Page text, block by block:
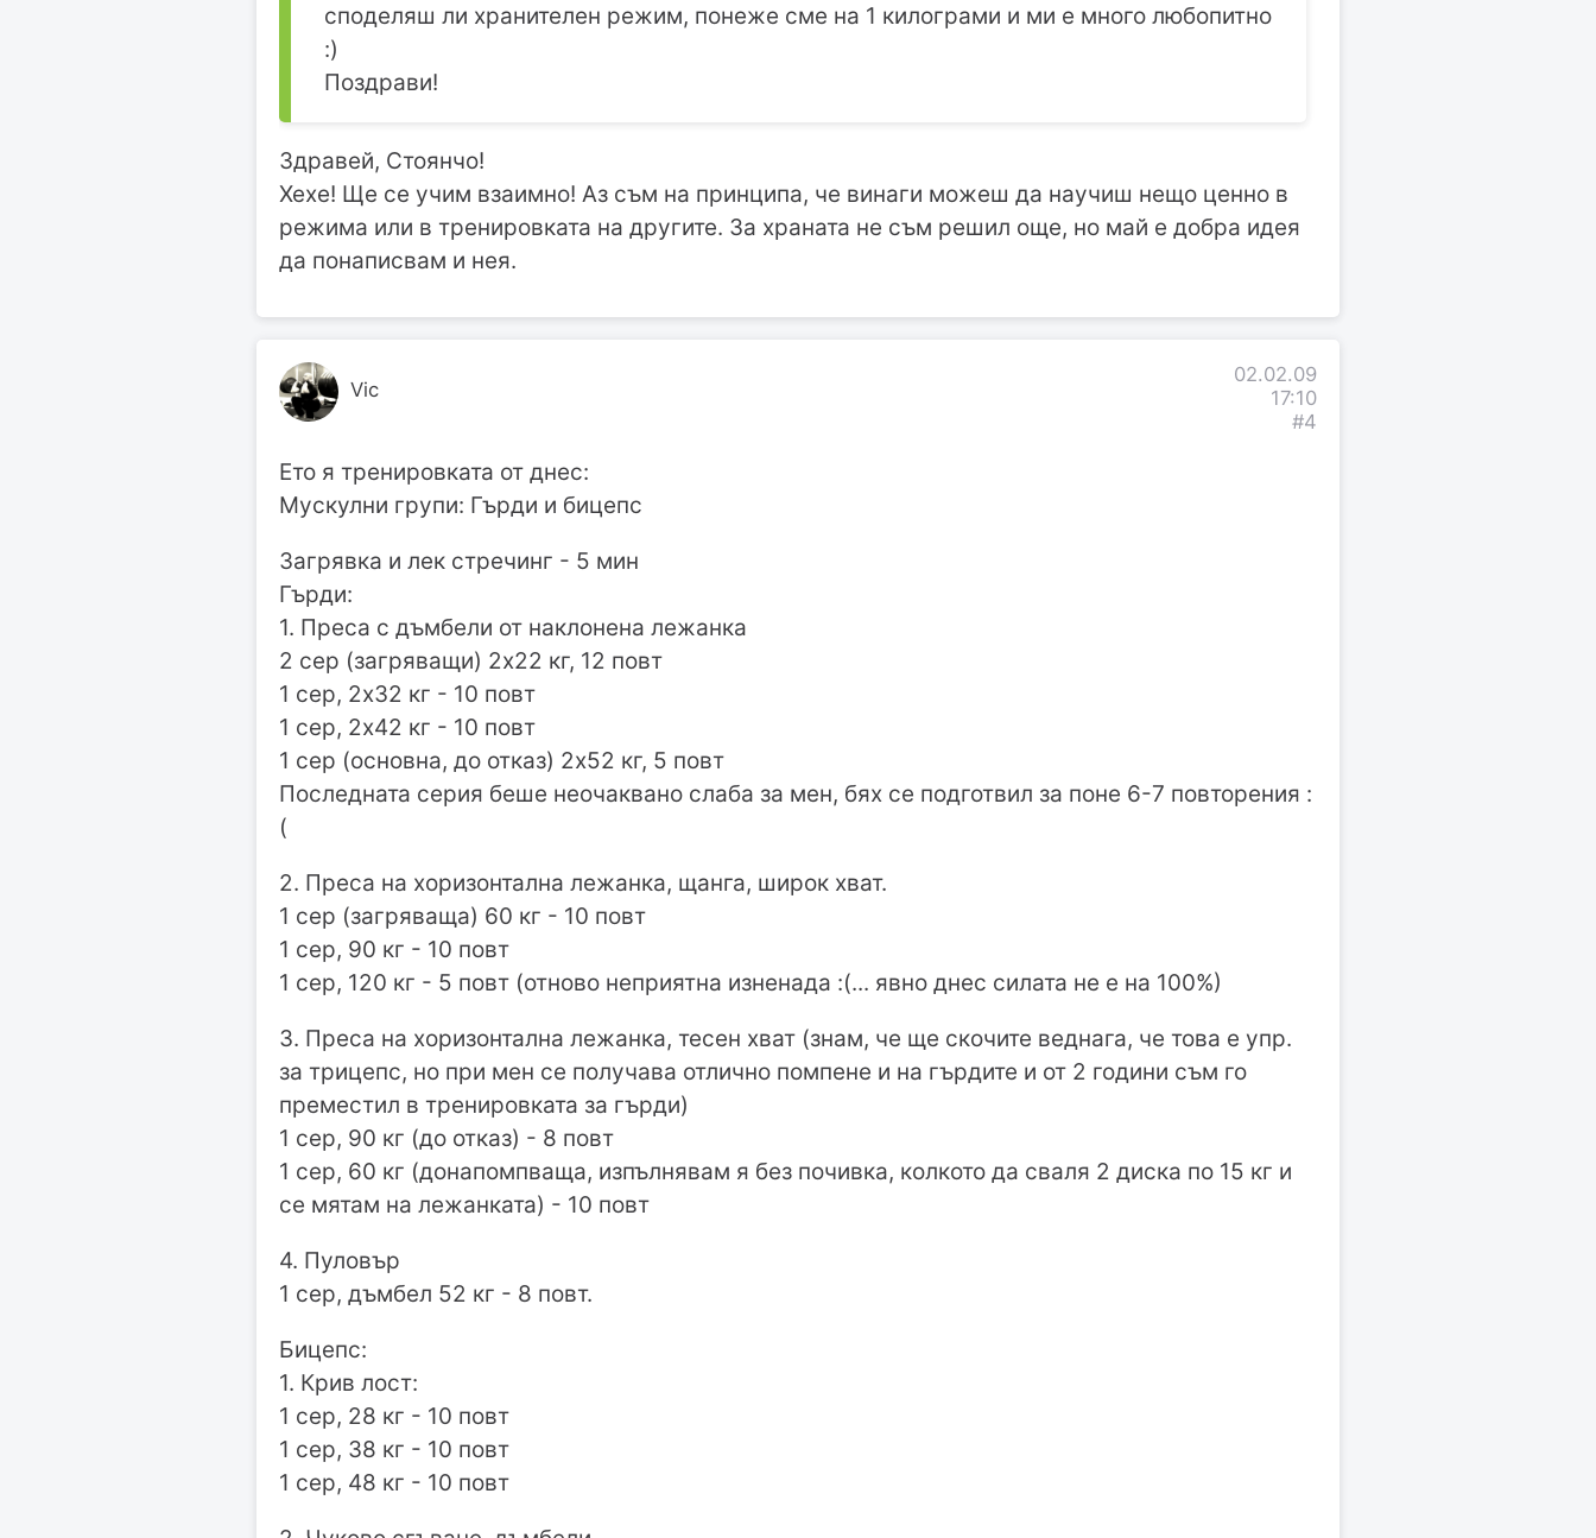
споделяш ли хранителен режим, понеже сме на 1 килограми и ми е много любопитно
:)
Поздрави!
Здравей, Стоянчо!
Хехе! Ще се учим взаимно! Аз съм на принципа, че винаги можеш да научиш нещо ценно в
режима или в тренировката на другите. За храната не съм решил още, но май е добра идея
да понаписвам и нея.
Vic
02.02.09
17:10
#4
Ето я тренировката от днес:
Мускулни групи: Гърди и бицепс
Загрявка и лек стречинг - 5 мин
Гърди:
1. Преса с дъмбели от наклонена лежанка
2 сер (загряващи) 2х22 кг, 12 повт
1 сер, 2х32 кг - 10 повт
1 сер, 2х42 кг - 10 повт
1 сер (основна, до отказ) 2х52 кг, 5 повт
Последната серия беше неочаквано слаба за мен, бях се подготвил за поне 6-7 повторения :
(
2. Преса на хоризонтална лежанка, щанга, широк хват.
1 сер (загряваща) 60 кг - 10 повт
1 сер, 90 кг - 10 повт
1 сер, 120 кг - 5 повт (отново неприятна изненада :(... явно днес силата не е на 100%)
3. Преса на хоризонтална лежанка, тесен хват (знам, че ще скочите веднага, че това е упр.
за трицепс, но при мен се получава отлично помпене и на гърдите и от 2 години съм го
преместил в тренировката за гърди)
1 сер, 90 кг (до отказ) - 8 повт
1 сер, 60 кг (донапомпваща, изпълнявам я без почивка, колкото да сваля 2 диска по 15 кг и
се мятам на лежанката) - 10 повт
4. Пуловър
1 сер, дъмбел 52 кг - 8 повт.
Бицепс:
1. Крив лост:
1 сер, 28 кг - 10 повт
1 сер, 38 кг - 10 повт
1 сер, 48 кг - 10 повт